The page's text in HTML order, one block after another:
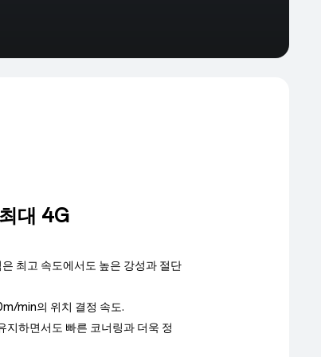
대 4G
최고 속도에서도 높은 강성과 절단
min의 위치 결정 속도.
지하면서도 빠른 코너링과 더욱 정